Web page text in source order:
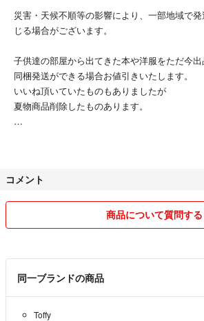
画像等で状態をご確認の上、
自宅保管品・used品にご理解いただける方、
ご購入を検討いただければ幸いです。
※説明を読んで頂きありがとうございます。
お互い気持ちの良いお取引の為、
ご購入をご検討される方はお手数ですが
プロフの一読もお願いします。
#スマホ/家電/カメラ #朝食 #簡単 #豪華 #手軽
#サンドメーカー
災害・天候不順等の影響により、一部地域で
じる場合がございます。
子供達の部屋から出てきた本や洋服をただ今出
同梱発送ができる場合お値引きいたします。
いいね頂いていたものもありましたが
夏物商品削除したものあります。
協力をお願いいたします。
・即購入、まとめ買い大歓迎です。（コメン
・気になる点は必ずご購入前にご質問くださ
等による返品・クレームはご遠慮願います。
・詳しい画像やサイズの計測など、ご要望があ
コメント
商品について質問する
同一ブランドの商品
Toffy